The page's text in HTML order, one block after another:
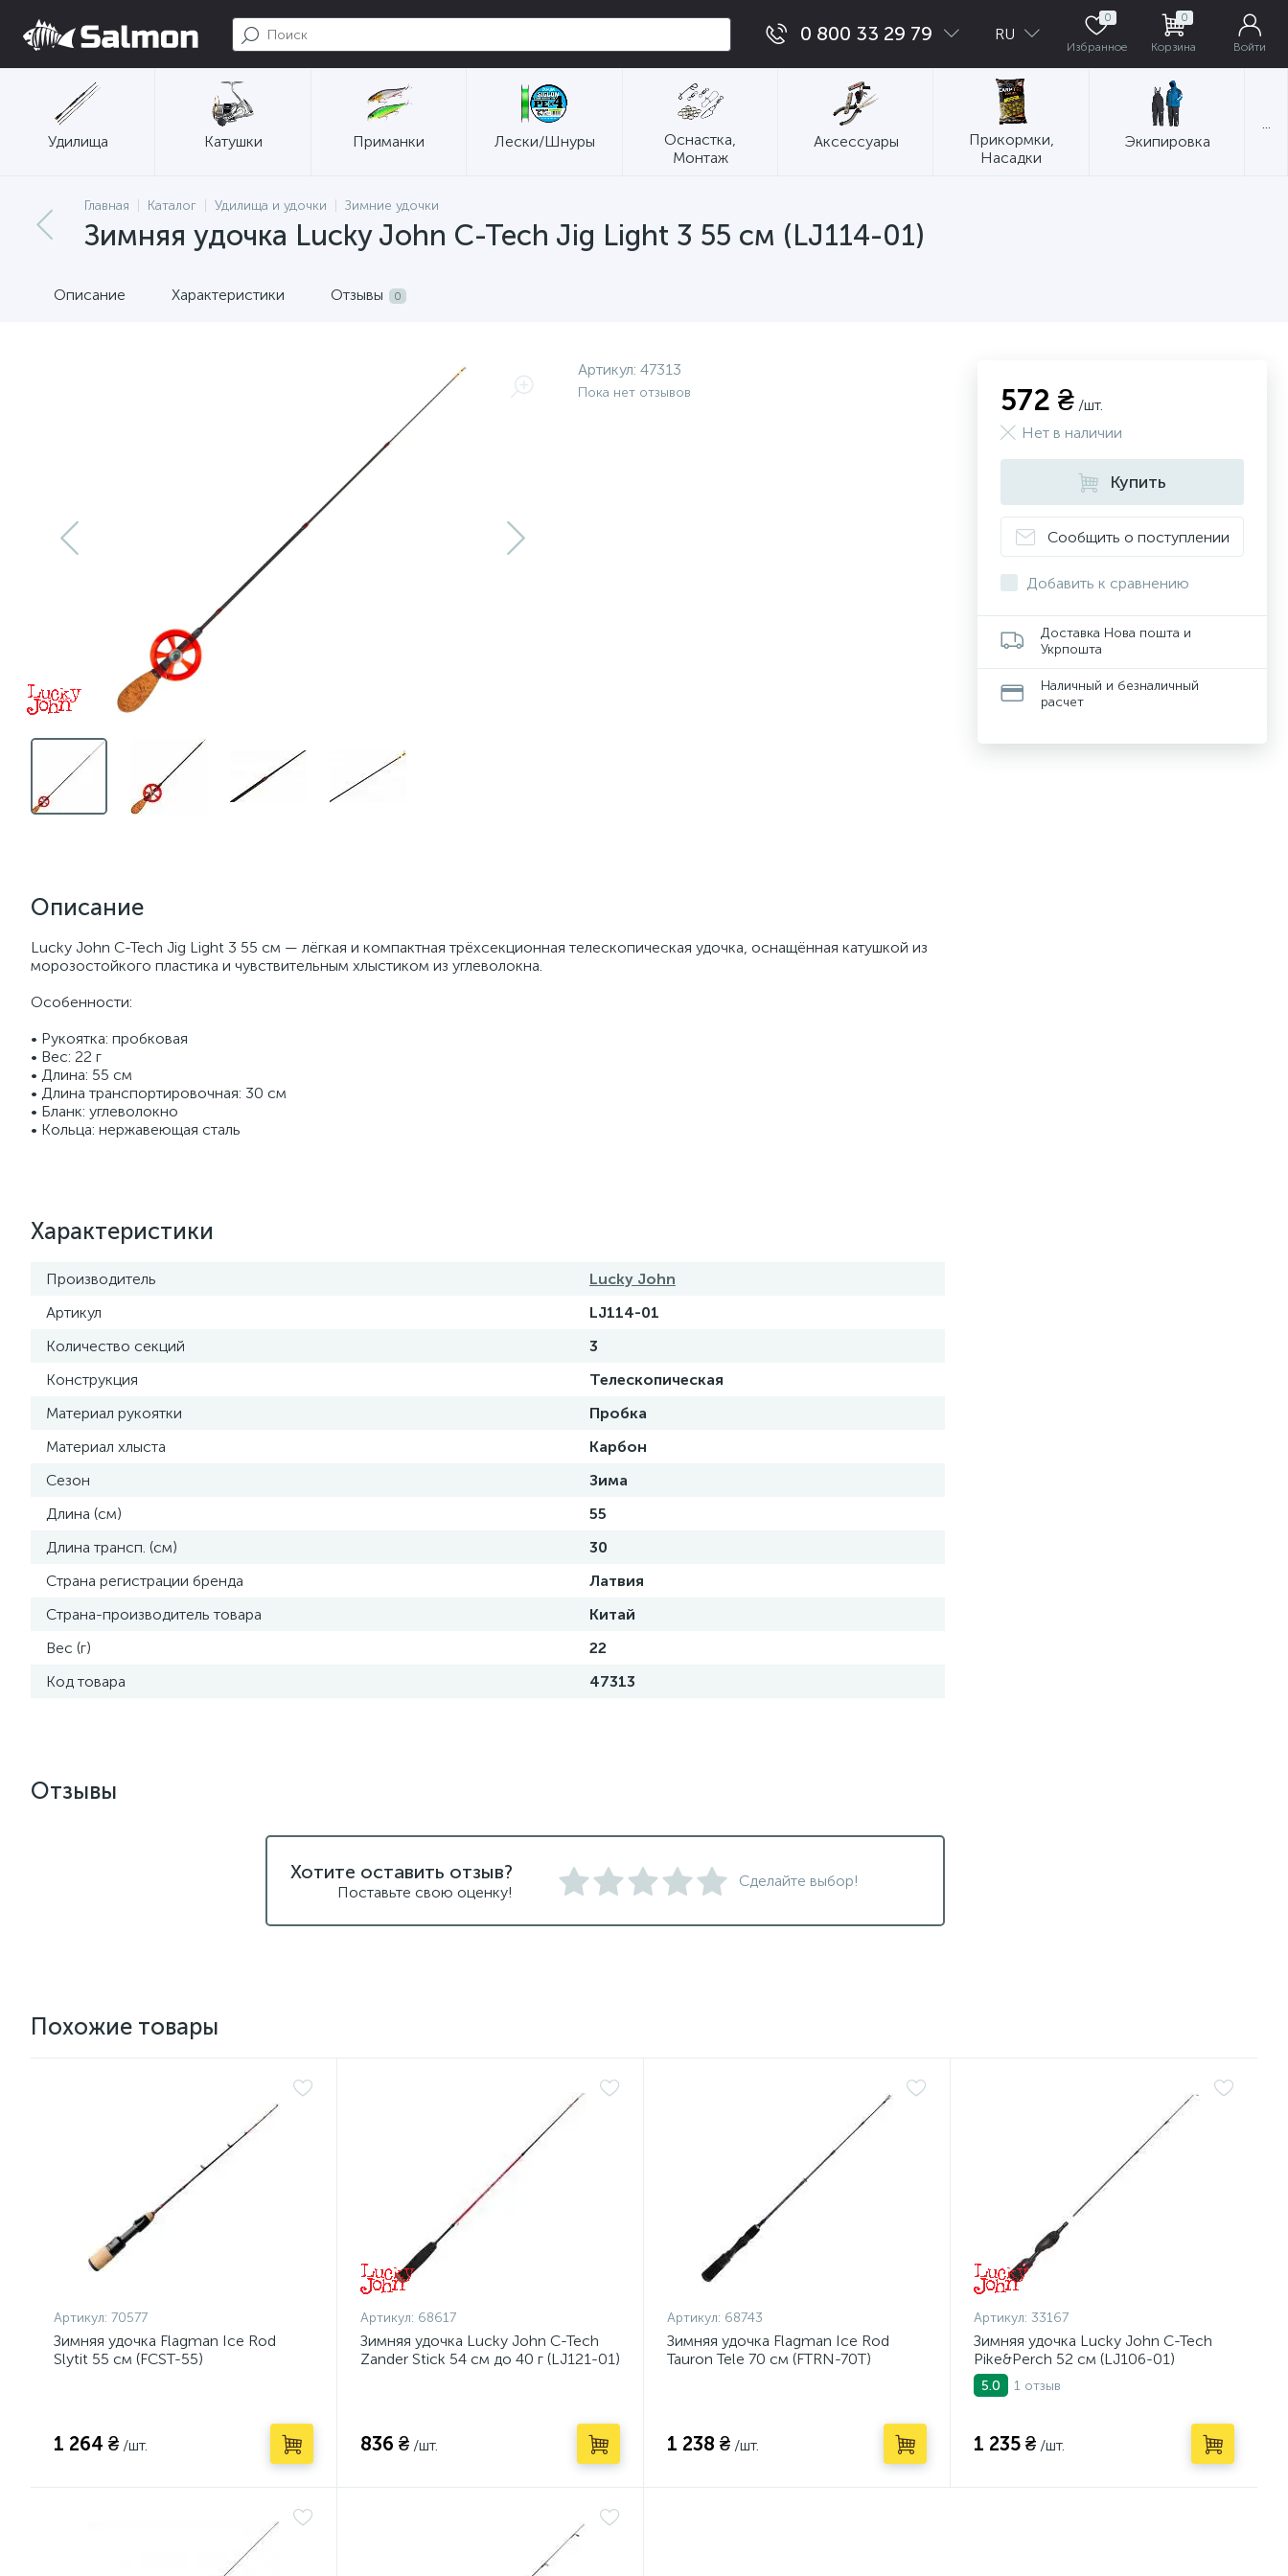
0 800 33 29 79 RU
0
Избранное
0
Корзина Войти
Удилища Катушки Приманки Лески/Шнуры
Оснастка,
Монтаж
Аксессуары
Прикормки,
Насадки
Экипировка
Главная Каталог Удилища и удочки Зимние удочки
Зимняя удочка Lucky John C-Tech Jig Light 3 55 см (LJ114-01)
Описание Характеристики Отзывы 0
Артикул: 47313
Пока нет отзывов
Описание
Lucky John C-Tech Jig Light 3 55 см — лёгкая и компактная трёхсекционная телескопическая удочка, оснащённая катушкой из
морозостойкого пластика и чувствительным хлыстиком из углеволокна.
Особенности:
• Рукоятка: пробковая
• Вес: 22 г
• Длина: 55 см
• Длина транспортировочная: 30 см
• Бланк: углеволокно
• Кольца: нержавеющая сталь
Характеристики
Производитель
Lucky John
Артикул
LJ114-01
Количество секций
3
Конструкция
Телескопическая
Материал рукоятки
Пробка
Материал хлыста
Карбон
Сезон
Зима
Длина (см)
55
Длина трансп. (см)
30
Страна регистрации бренда
Латвия
Страна-производитель товара
Китай
Вес (г)
22
Код товара
47313
572 ₴ /шт.
Нет в наличии
Купить
Сообщить о поступлении
Добавить к сравнению
Доставка Нова пошта и
Укрпошта
Наличный и безналичный
расчет
Отзывы
Хотите оставить отзыв?
Поставьте свою оценку!
Сделайте выбор!
Похожие товары
Артикул: 70577
Зимняя удочка Flagman Ice Rod
Slytit 55 см (FCST-55)
1 264 ₴ /шт.
Артикул: 68617
Зимняя удочка Lucky John C-Tech
Zander Stick 54 см до 40 г (LJ121-01)
836 ₴ /шт.
Артикул: 68743
Зимняя удочка Flagman Ice Rod
Tauron Tele 70 см (FTRN-70T)
1 238 ₴ /шт.
Артикул: 33167
Зимняя удочка Lucky John C-Tech
Pike&Perch 52 см (LJ106-01)
5.0 1 отзыв
1 235 ₴ /шт.